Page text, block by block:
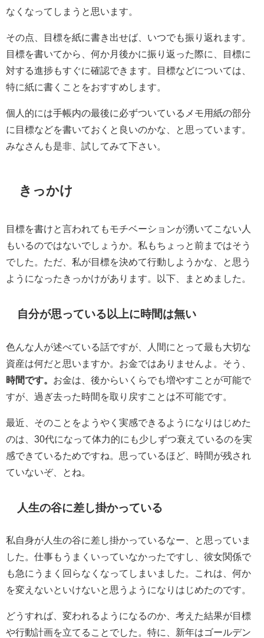
なくなってしまうと思います。
その点、目標を紙に書き出せば、いつでも振り返れます。
目標を書いてから、何か月後かに振り返った際に、目標に
対する進捗もすぐに確認できます。目標などについては、
特に紙に書くことをおすすめします。
個人的には手帳内の最後に必ずついているメモ用紙の部分
に目標などを書いておくと良いのかな、と思っています。
みなさんも是非、試してみて下さい。
きっかけ
目標を書けと言われてもモチベーションが湧いてこない人
もいるのではないでしょうか。私もちょっと前まではそう
でした。ただ、私が目標を決めて行動しようかな、と思う
ようになったきっかけがあります。以下、まとめました。
自分が思っている以上に時間は無い
色んな人が述べている話ですが、人間にとって最も大切な
資産は何だと思いますか。お金ではありませんよ。そう、
時間です。
お金は、後からいくらでも増やすことが可能で
すが、過ぎ去った時間を取り戻すことは不可能です。
最近、そのことをようやく実感できるようになりはじめた
のは、30代になって体力的にも少しずつ衰えているのを実
感できているためですね。思っているほど、時間が残され
ていないぞ、とね。
人生の谷に差し掛かっている
私自身が人生の谷に差し掛かっているなー、と思っていま
した。仕事もうまくいっていなかったですし、彼女関係で
も急にうまく回らなくなってしまいました。これは、何か
を変えないといけないと思うようになりはじめたのです。
どうすれば、変われるようになるのか、考えた結果が目標
や行動計画を立てることでした。特に、新年はゴールデン